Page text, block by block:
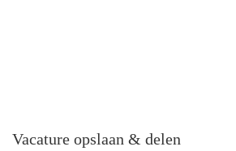
Vacature opslaan & delen